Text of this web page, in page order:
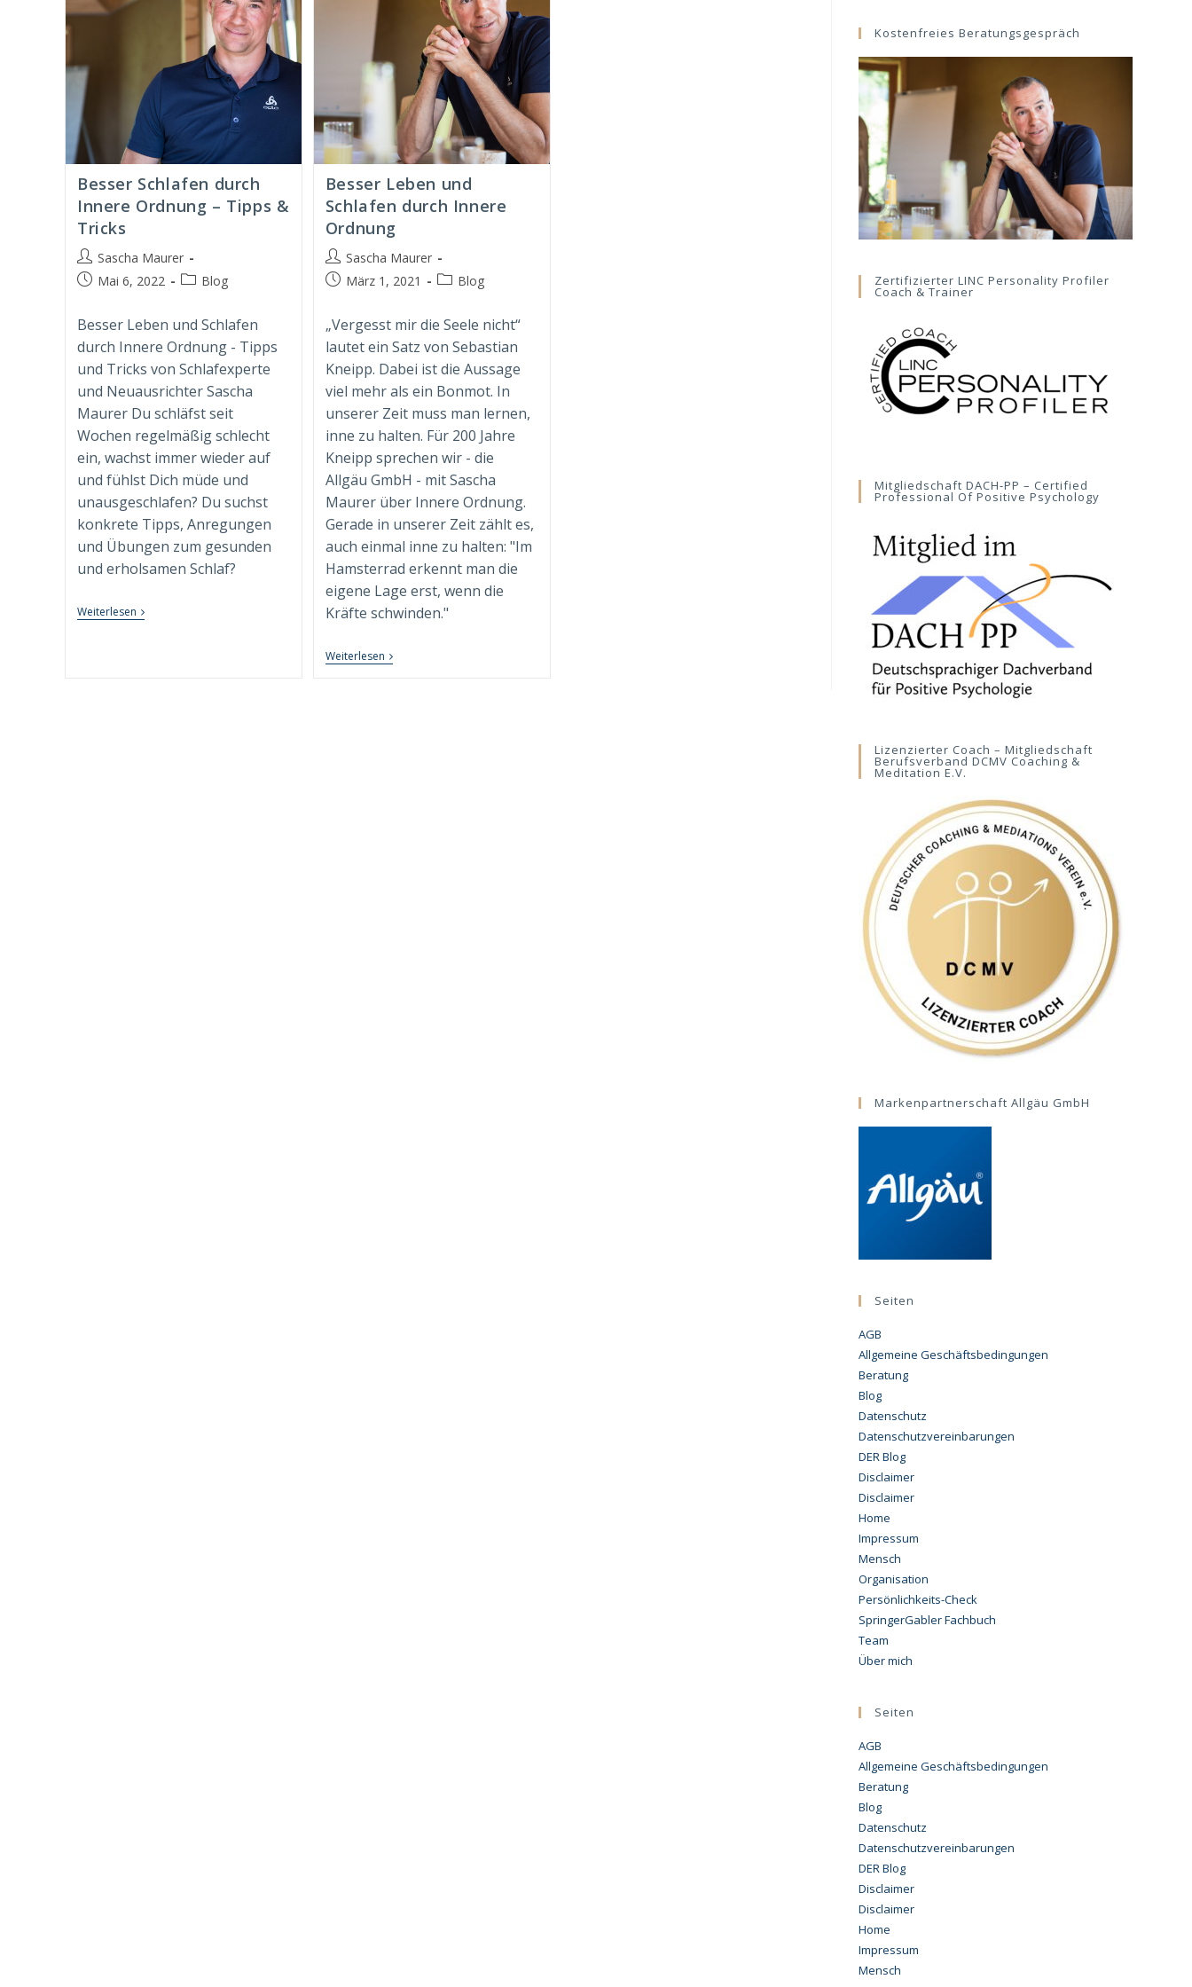
Besser Schlafen durch
Innere Ordnung – Tipps &
Tricks
Beitrags-
Autor:
Sascha Maurer
BeitragMai 6, 2022
Beitrags-
Blog
Besser Leben und Schlafen
durch Innere Ordnung - Tipps
und Tricks von Schlafexperte
und Neuausrichter Sascha
Maurer Du schläfst seit
Wochen regelmäßig schlecht
ein, wachst immer wieder auf
und fühlst Dich müde und
unausgeschlafen? Du suchst
konkrete Tipps, Anregungen
und Übungen zum gesunden
und erholsamen Schlaf?
WeiterlesenBesser
Schlafen
Besser Leben und
Schlafen durch Innere
Ordnung
Beitrags-
Autor:
Sascha Maurer
BeitragMärz 1, 2021
Beitrags-
Blog
„Vergesst mir die Seele nicht“
lautet ein Satz von Sebastian
Kneipp. Dabei ist die Aussage
viel mehr als ein Bonmot. In
unserer Zeit muss man lernen,
inne zu halten. Für 200 Jahre
Kneipp sprechen wir - die
Allgäu GmbH - mit Sascha
Maurer über Innere Ordnung.
Gerade in unserer Zeit zählt es,
auch einmal inne zu halten: "Im
Hamsterrad erkennt man die
eigene Lage erst, wenn die
Kräfte schwinden."
WeiterlesenBesser
Leben
Kostenfreies Beratungsgespräch
Zertifizierter LINC Personality Profiler
Coach & Trainer
Mitgliedschaft DACH-PP – Certified
Professional Of Positive Psychology
Lizenzierter Coach – Mitgliedschaft
Berufsverband DCMV Coaching &
Meditation E.V.
Markenpartnerschaft Allgäu GmbH
Seiten
AGB
Allgemeine Geschäftsbedingungen
Beratung
Blog
Datenschutz
Datenschutzvereinbarungen
DER Blog
Disclaimer
Disclaimer
Home
Impressum
Mensch
Organisation
Persönlichkeits-Check
SpringerGabler Fachbuch
Team
Über mich
Seiten
AGB
Allgemeine Geschäftsbedingungen
Beratung
Blog
Datenschutz
Datenschutzvereinbarungen
DER Blog
Disclaimer
Disclaimer
Home
Impressum
Mensch